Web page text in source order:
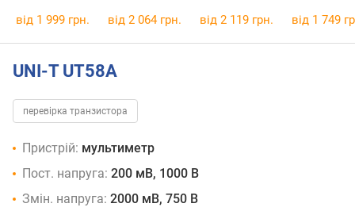
від 1 999 грн. від 2 064 грн. від 2 119 грн. від 1 749
UNI-T UT58A
перевірка транзистора
Пристрій: мультиметр
Пост. напруга: 200 мВ, 1000 В
Змін. напруга: 2000 мВ, 750 В